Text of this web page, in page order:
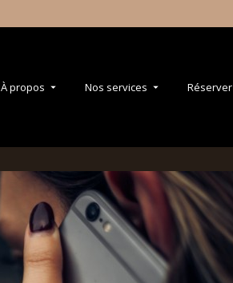
À propos Nos services